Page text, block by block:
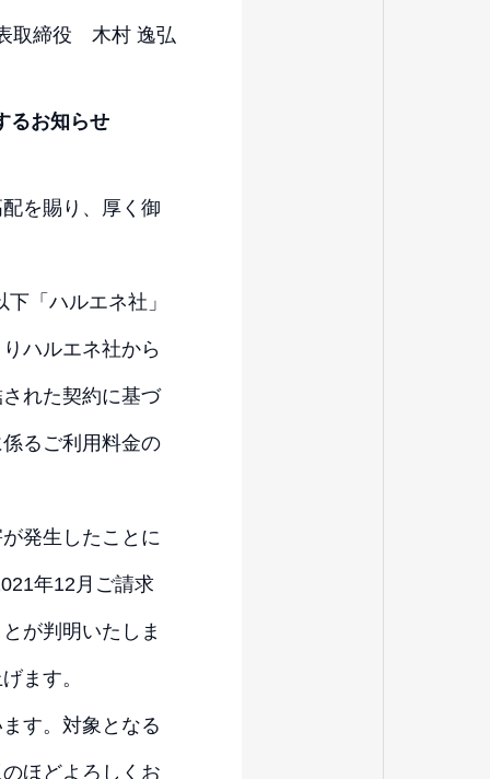
取締役 木村 逸弘
るお知らせ
を賜り、厚く御
「ハルエネ社」
ハルエネ社から
れた契約に基づ
るご利用料金の
発生したことに
年12月ご請求
が判明いたしま
ます。
す。対象となる
ほどよろしくお